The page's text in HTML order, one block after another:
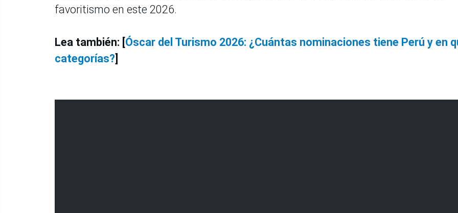
favoritismo en este 2026.
Lea también: [Óscar del Turismo 2026: ¿Cuántas nominaciones tiene Perú y en
categorías?]